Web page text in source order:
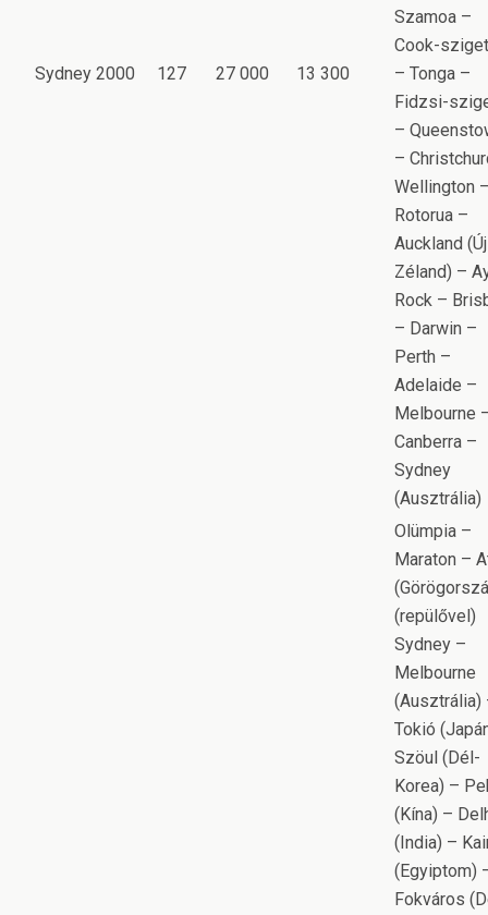
Sydney 2000 127 27 000 13 300
Szamoa –
Cook-
– Tonga –
Fidzsi-
–
–
Wellington
Rotorua –
Auckland
Zéland) –
Rock –
– Darwin –
Perth –
Adelaide –
Melbourne
Canberra –
Sydney
(Ausztrália)
Olümpia –
Maraton –
(repülővel)
Sydney –
Melbourne
(Ausztrália)
Tokió
Szöul (Dél-
Korea) –
(Kína) –
(India) –
(Egyiptom)
Fokváros